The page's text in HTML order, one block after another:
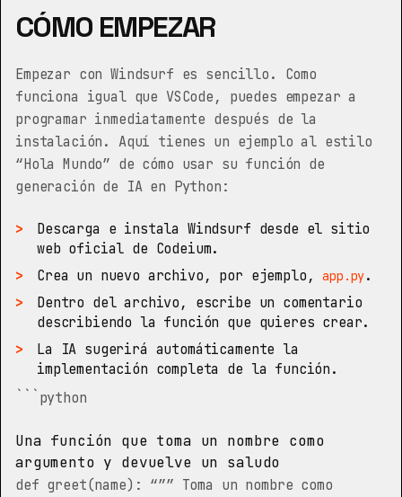
CÓMO EMPEZAR
Empezar con Windsurf es sencillo. Como
funciona igual que VSCode, puedes empezar a
programar inmediatamente después de la
instalación. Aquí tienes un ejemplo al estilo
“Hola Mundo” de cómo usar su función de
generación de IA en Python:
Descarga e instala Windsurf desde el sitio
web oficial de Codeium.
Crea un nuevo archivo, por ejemplo,app.py.
Dentro del archivo, escribe un comentario
describiendo la función que quieres crear.
La IA sugerirá automáticamente la
implementación completa de la función.
```python
Una función que toma un nombre como
argumento y devuelve un saludo
def greet(name): “”” Toma un nombre como